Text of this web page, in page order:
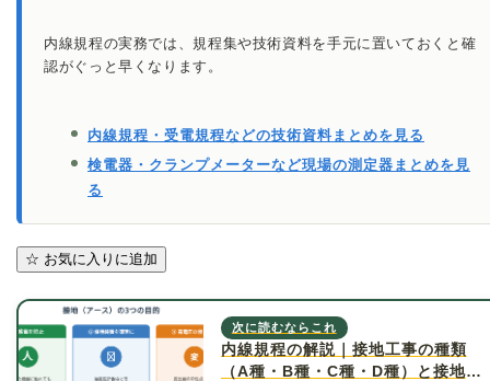
内線規程の実務では、規程集や技術資料を手元に置いておくと確
認がぐっと早くなります。
内線規程・受電規程などの技術資料まとめを見る
検電器・クランプメーターなど現場の測定器まとめを見
る
☆ お気に入りに追加
次に読むならこれ
内線規程の解説｜接地工事の種類
（A種・B種・C種・D種）と接地抵